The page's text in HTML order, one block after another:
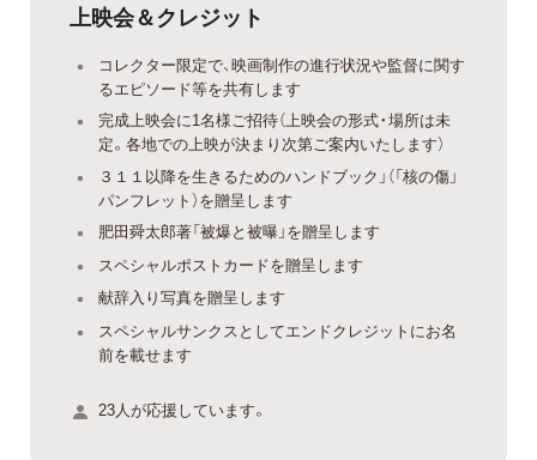
上映会＆クレジット
コレクター限定で、映画制作の進行状況や監督に関す
るエピソード等を共有します
完成上映会に1名様ご招待（上映会の形式・場所は未
定。各地での上映が決まり次第ご案内いたします）
３１１以降を生きるためのハンドブック」（「核の傷」
パンフレット）を贈呈します
肥田舜太郎著「被爆と被曝」を贈呈します
スペシャルポストカードを贈呈します
献辞入り写真を贈呈します
スペシャルサンクスとしてエンドクレジットにお名
前を載せます
23人が応援しています。